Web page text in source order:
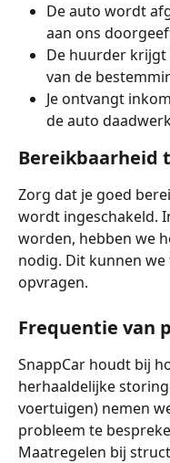
De auto wordt
aan ons
De huurder
van de
Je ontvangt
de auto
Bereikbaarheid
Zorg dat je goed
wordt ingeschakeld.
worden, hebben we
nodig. Dit kunnen
opvragen.
Frequentie van
SnappCar houdt bij
herhaaldelijke
voertuigen) nemen
probleem te
Maatregelen bij